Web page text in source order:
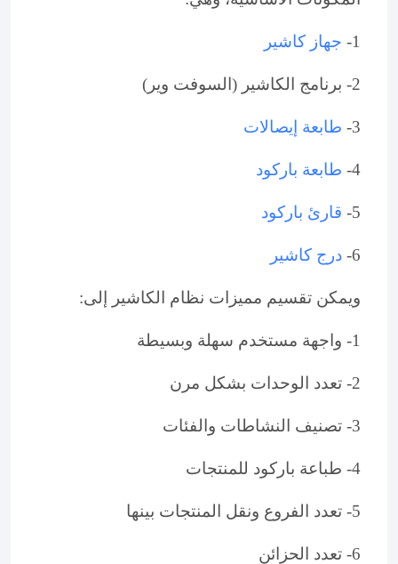
1- جهاز كاشير
2- برنامج الكاشير (السوفت وير)
3- طابعة إيصالات
4- طابعة باركود
5- قارئ باركود
6- درج كاشير
ويمكن تقسيم مميزات نظام الكاشير إلى:
1- واجهة مستخدم سهلة وبسيطة
2- تعدد الوحدات بشكل مرن
3- تصنيف النشاطات والفئات
4- طباعة باركود للمنتجات
5- تعدد الفروع ونقل المنتجات بينها
6- تعدد الحزائن